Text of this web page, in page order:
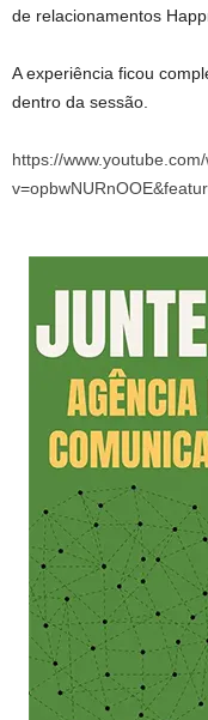
de relacionamentos
A experiência ficou
dentro da sessão.
https://